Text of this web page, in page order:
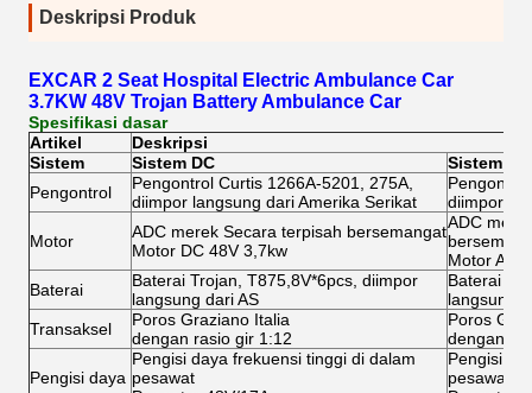
Deskripsi Produk
EXCAR 2 Seat Hospital Electric Ambulance Car
3.7KW 48V Trojan Battery Ambulance Car
Spesifikasi dasar
Artikel
Deskripsi
Sistem
Sistem DC
Sistem AC
Pengontrol
Pengontrol Curtis 1266A-5201, 275A,
diimpor langsung dari Amerika Serikat
diimpor
Motor
ADC merek Secara terpisah bersemangat
Motor DC 48V 3,7kw
ADC
Motor AC
Baterai
Baterai Trojan, T875,8V*6pcs, diimpor
langsung dari AS
Baterai
langsung
Transaksel
Poros Graziano Italia
dengan rasio gir 1:12
Poros
dengan
Pengisi daya
Pengisi daya frekuensi tinggi di dalam
pesawat
Pengisi
pesawat